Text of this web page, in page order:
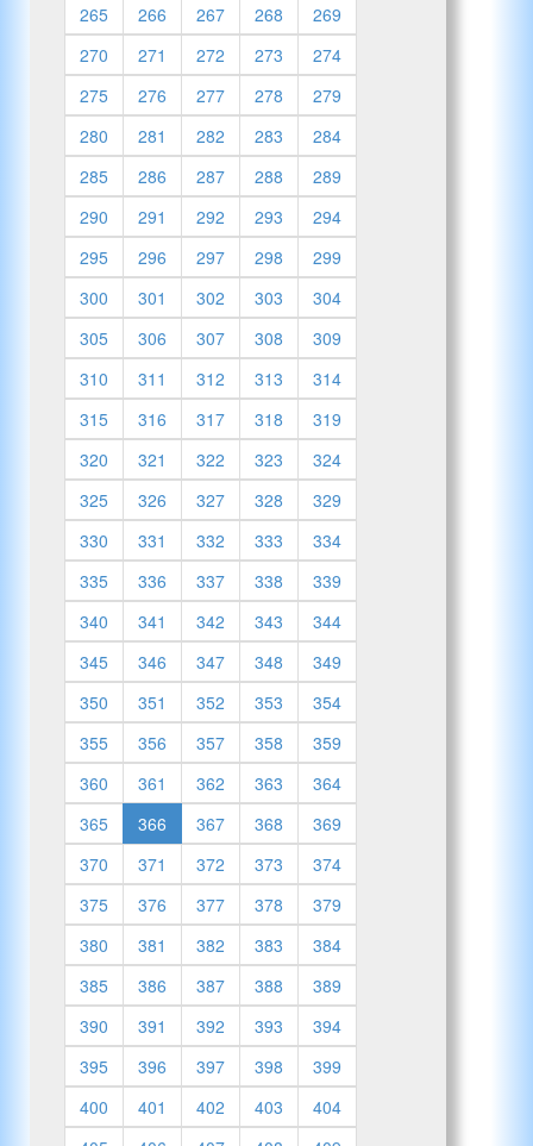
265
266 267 268
269
270
271 272 273
274
275
276 277 278
279
280
281 282 283
284
285
286 287 288
289
290
291 292 293
294
295
296 297 298
299
300
301 302 303
304
305
306 307 308
309
310
311 312 313
314
315
316 317 318
319
320
321 322 323
324
325
326 327 328
329
330
331 332 333
334
335
336 337 338
339
340
341 342 343
344
345
346 347 348
349
350
351 352 353
354
355
356 357 358
359
360
361 362 363
364
365
366 367 368
369
370
371 372 373
374
375
376 377 378
379
380
381 382 383
384
385
386 387 388
389
390
391 392 393
394
395
396 397 398
399
400
401 402 403
404